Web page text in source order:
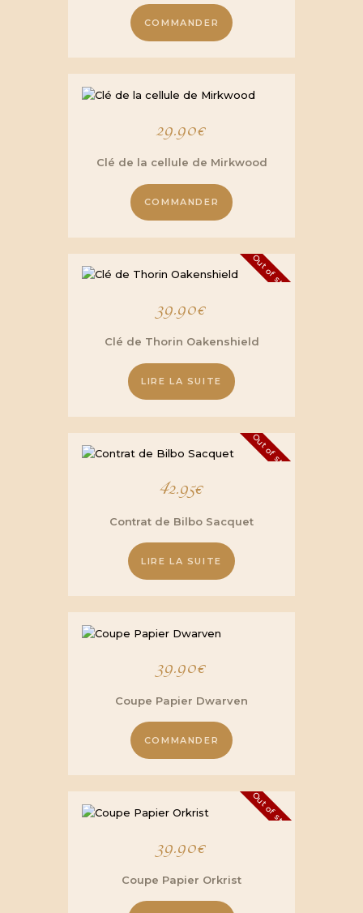
COMMANDER
29.90€
Clé de la cellule de Mirkwood
COMMANDER
Out of stock
39.90€
Clé de Thorin Oakenshield
LIRE LA SUITE
Out of stock
42.95€
Contrat de Bilbo Sacquet
LIRE LA SUITE
39.90€
Coupe Papier Dwarven
COMMANDER
Out of stock
39.90€
Coupe Papier Orkrist